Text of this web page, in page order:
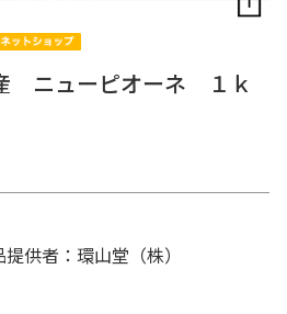
ニューピオーネ １ｋ
供者：環山堂（株）